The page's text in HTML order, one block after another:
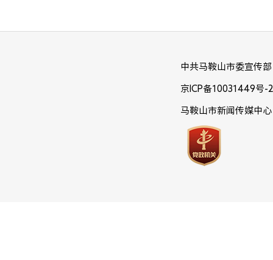
中共马鞍山市委宣
京ICP备10031449号-2
马鞍山市新闻传媒中